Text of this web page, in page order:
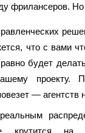
фрилансеров.
что с вами
будет
проекту.
— агентств
крутится на